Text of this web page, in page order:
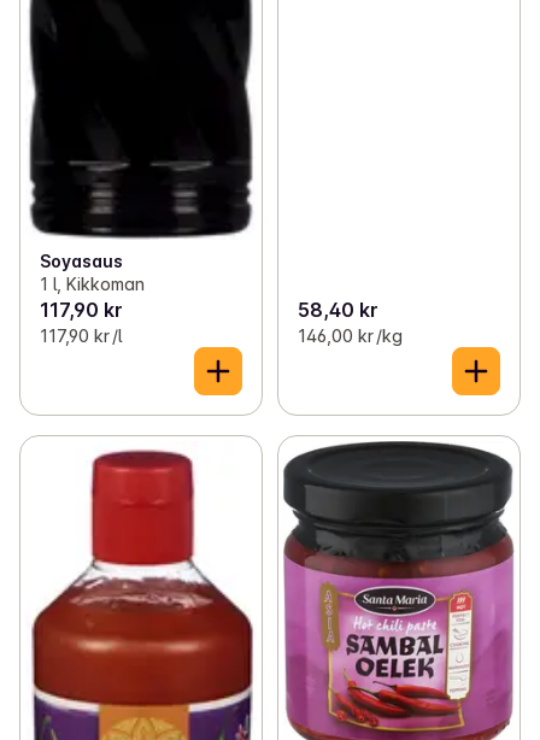
Soyasaus
1 l, Kikkoman
117,90 kr
117,90 kr /l
58,40 kr
146,00 kr /kg